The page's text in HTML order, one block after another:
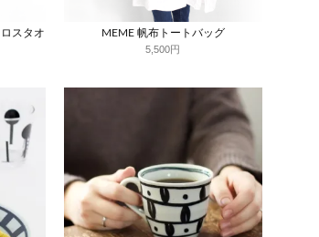
スタオ
MEME 帆布トートバッグ
5,500円